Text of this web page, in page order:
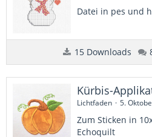
Datei in pes und
15 Downloads
Kürbis-
Lichtfaden 5.
Zum Sticken in
Echoquilt